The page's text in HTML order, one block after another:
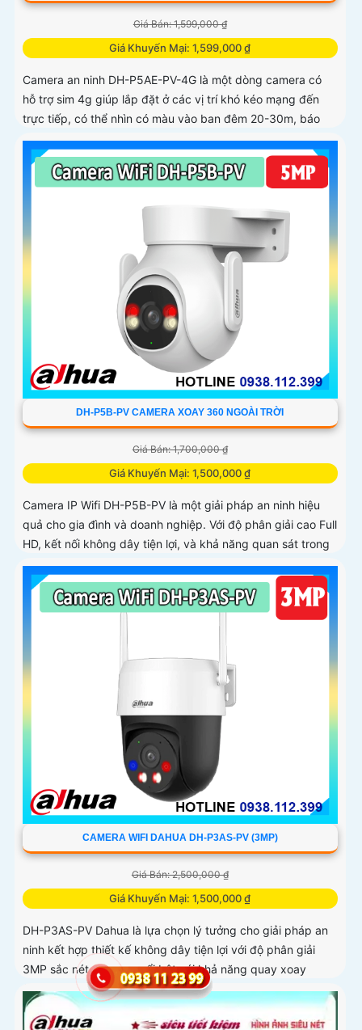
Giá Bán: 1,599,000 ₫
Giá Khuyến Mại: 1,599,000 ₫
Camera an ninh DH-P5AE-PV-4G là một dòng camera có
hỗ trợ sim 4g giúp lắp đặt ở các vị trí khó kéo mạng đến
trực tiếp, có thể nhìn có màu vào ban đêm 20-30m, báo
động còi hú và đèn chớp tại chỗ, tích hợp khả năng quay
xoay 360 độ ấn tượng, chống nước IP 66
DH-P5B-PV CAMERA XOAY 360 NGOÀI TRỜI
Giá Bán: 1,700,000 ₫
Giá Khuyến Mại: 1,500,000 ₫
Camera IP Wifi DH-P5B-PV là một giải pháp an ninh hiệu
quả cho gia đình và doanh nghiệp. Với độ phân giải cao Full
HD, kết nối không dây tiện lợi, và khả năng quan sát trong
ánh sáng yếu, camera giúp bạn theo dõi mọi góc cạnh một
cách rõ ràng
CAMERA WIFI DAHUA DH-P3AS-PV (3MP)
Giá Bán: 2,500,000 ₫
Giá Khuyến Mại: 1,500,000 ₫
DH-P3AS-PV Dahua là lựa chọn lý tưởng cho giải pháp an
ninh kết hợp thiết kế không dây tiện lợi với độ phân giải
3MP sắc nét. Camera nổi bật với khả năng quay xoay
360°, phát hiện chính xác người và phương tiện, cảnh báo
tức thì bằng đèn nháy và còi hú